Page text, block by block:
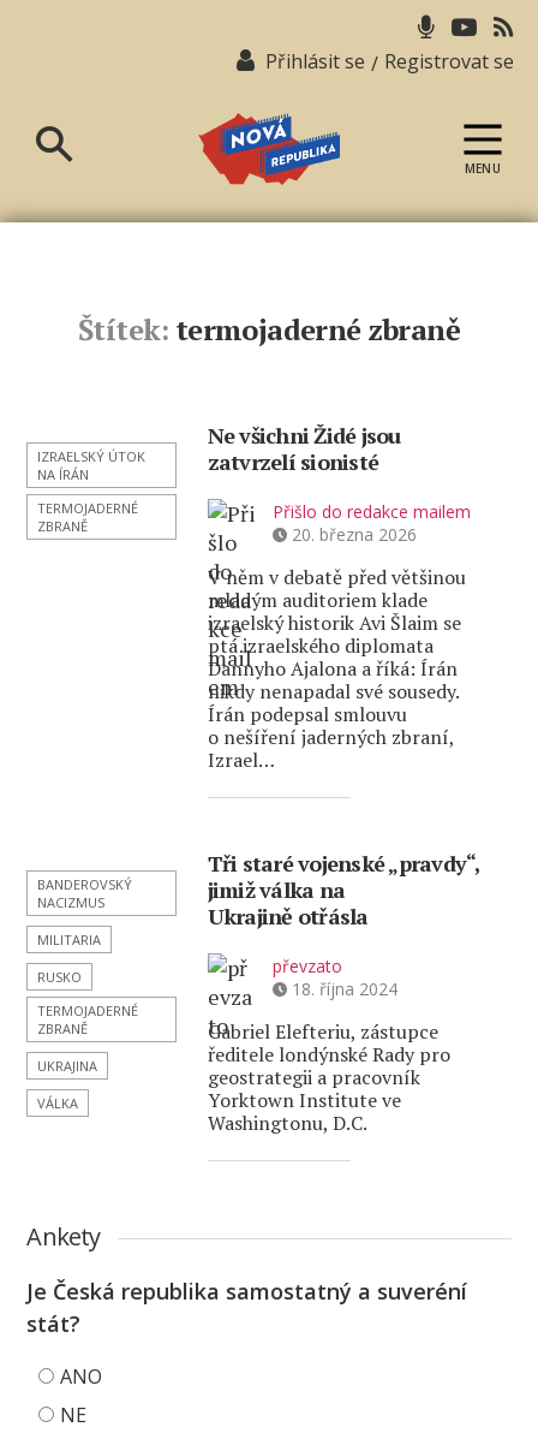
Přihlásit se / Registrovat se
republika
MENU
Štítek: termojaderné zbraně
IZRAELSKÝ ÚTOK
NA ÍRÁN
TERMOJADERNÉ
ZBRANĚ
Ne všichni Židé jsou
zatvrzelí sionisté
Přišlo do redakce mailem
20. března 2026
V něm v debatě před většinou
mladým auditoriem klade
izraelský historik Avi Šlaim se
ptá izraelského diplomata
Dannyho Ajalona a říká: Írán
nikdy nenapadal své sousedy.
Írán podepsal smlouvu
o nešíření jaderných zbraní,
Izrael…
BANDEROVSKÝ
NACIZMUS
MILITARIA
RUSKO
TERMOJADERNÉ
ZBRANĚ
UKRAJINA
VÁLKA
Tři staré vojenské „pravdy“,
jimiž válka na
Ukrajině otřásla
převzato
18. října 2024
Gabriel Elefteriu, zástupce
ředitele londýnské Rady pro
geostrategii a pracovník
Yorktown Institute ve
Washingtonu, D.C.
Ankety
Je Česká republika samostatný a suveréní
stát?
ANO
NE